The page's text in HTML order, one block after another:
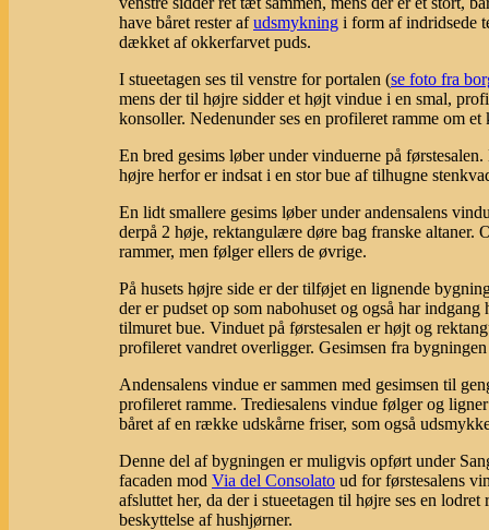
have båret rester afudsmykning i form af indridsede
dækket af okkerfarvet puds.
I stueetagen ses til venstre for portalen (se foto fra
mens der til højre sidder et højt vindue i en smal,
konsoller. Nedenunder ses en profileret ramme om
En bred gesims løber under vinduerne på
højre herfor er indsat i en stor bue af tilhugne
En lidt smallere gesims løber under andensalens
derpå 2 høje, rektangulære døre bag franske altaner.
rammer, men følger ellers de øvrige.
På husets højre side er der tilføjet en lignende
der er pudset op som nabohuset og også har
tilmuret bue. Vinduet på førstesalen er højt og
profileret vandret overligger. Gesimsen fra
Andensalens vindue er sammen med gesimsen til
profileret ramme. Trediesalens vindue følger og
båret af en række udskårne friser, som også
Denne del af bygningen er muligvis opført under
facaden mod Via del Consolato ud for førstesalens
afsluttet her, da der i stueetagen til højre ses en
beskyttelse af hushjørner.